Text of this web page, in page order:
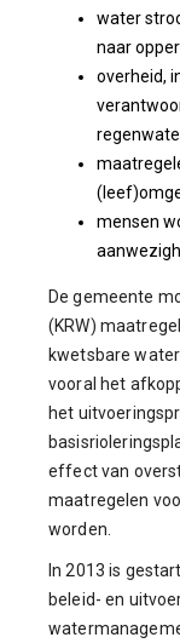
water
naar
overheid,
mensen
De gemeente
(KRW)
kwetsbare
vooral het
het
effect van
maatregelen
worden.
In 2013 is
beleid- en